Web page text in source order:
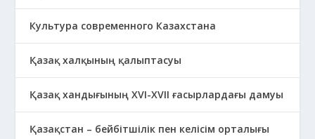
Культура современного Казахстана
Қазақ халқының қалыптасуы
Қазақ хандығының XVI-XVII ғасырлардағы дамуы
Қазақстан – бейбітшілік пен келісім орталығы